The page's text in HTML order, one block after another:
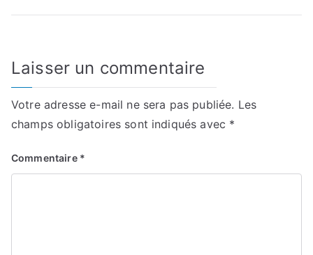
Laisser un commentaire
Votre adresse e-mail ne sera pas publiée. Les
champs obligatoires sont indiqués avec *
Commentaire *